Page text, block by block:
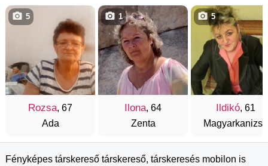
Rozsa, 67
Ada
5
Ilona, 64
Zenta
1
Ildikó, 61
Magyarkanizsa
5
Fényképes társkereső társkereső, társkeresés mobilon is